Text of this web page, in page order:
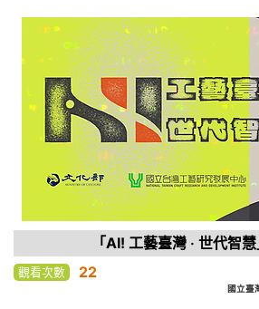
「AI! 工藝臺灣 ‧ 世代智
觀看次數 22
國立臺